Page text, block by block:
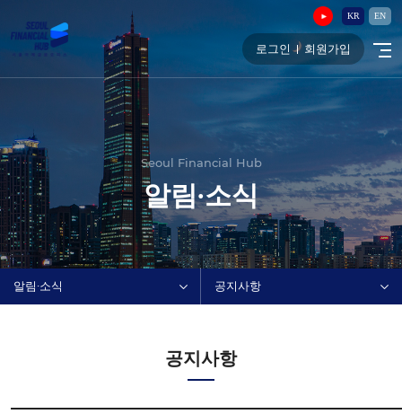
KR EN
로그인 회원가입
Seoul Financial Hub
알림∙소식
알림∙소식 공지사항
공지사항